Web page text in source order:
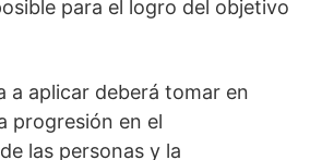
para el logro del objetivo
a aplicar deberá tomar en
progresión en el
las personas y la